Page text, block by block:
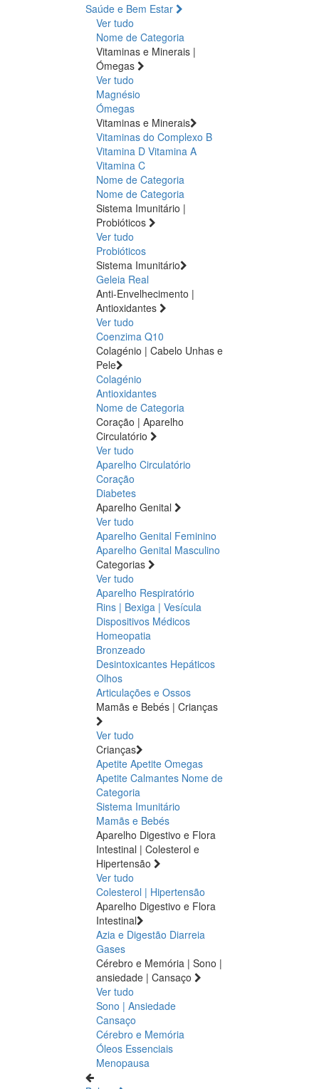
Saúde e Bem Estar
Ver tudo
Nome de Categoria
Vitaminas e Minerais |
Ómegas
Ver tudo
Magnésio
Ómegas
Vitaminas e Minerais
Vitaminas do Complexo B
Vitamina D Vitamina A
Vitamina C
Nome de Categoria
Nome de Categoria
Sistema Imunitário |
Probióticos
Ver tudo
Probióticos
Sistema Imunitário
Geleia Real
Anti-Envelhecimento |
Antioxidantes
Ver tudo
Coenzima Q10
Colagénio | Cabelo Unhas e
Pele
Colagénio
Antioxidantes
Nome de Categoria
Coração | Aparelho
Circulatório
Ver tudo
Aparelho Circulatório
Coração
Diabetes
Aparelho Genital
Ver tudo
Aparelho Genital Feminino
Aparelho Genital Masculino
Categorias
Ver tudo
Aparelho Respiratório
Rins | Bexiga | Vesícula
Dispositivos Médicos
Homeopatia
Bronzeado
Desintoxicantes Hepáticos
Olhos
Articulações e Ossos
Mamãs e Bebés | Crianças
Ver tudo
Crianças
Apetite Apetite Omegas
Apetite Calmantes Nome de
Categoria
Sistema Imunitário
Mamãs e Bebés
Aparelho Digestivo e Flora
Intestinal | Colesterol e
Hipertensão
Ver tudo
Colesterol | Hipertensão
Aparelho Digestivo e Flora
Intestinal
Azia e Digestão Diarreia
Gases
Cérebro e Memória | Sono |
ansiedade | Cansaço
Ver tudo
Sono | Ansiedade
Cansaço
Cérebro e Memória
Óleos Essenciais
Menopausa